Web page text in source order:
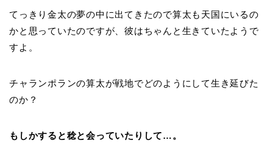
てっきり金太の夢の中に出てきたので算太も天国にいるの
かと思っていたのですが、彼はちゃんと生きていたようで
すよ。
チャランポランの算太が戦地でどのようにして生き延びた
のか？
もしかすると稔と会っていたりして…。